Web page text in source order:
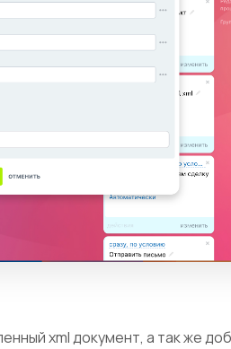
xml документ, а так же